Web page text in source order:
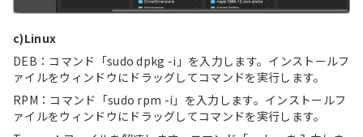
c)Linux
DEB：コマンド「sudo dpkg -i」を入力します。インストールフ
ァイルをウィンドウにドラッグしてコマンドを実行します。
RPM：コマンド「sudo rpm -i」を入力します。インストールフ
ァイルをウィンドウにドラッグしてコマンドを実行します。